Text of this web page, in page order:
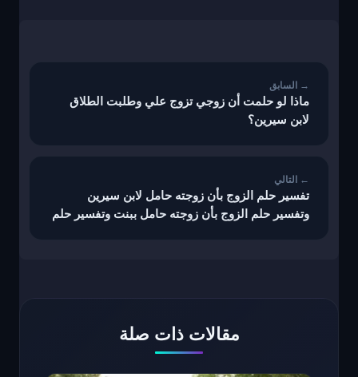
ماذا لو حلمت أن زوجي تزوج علي وطلبت الطلاق
لابن سيرين؟
تفسير حلم الزوج بأن زوجته حامل لابن سيرين
وتفسير حلم الزوج بأن زوجته حامل ببنت وتفسير حلم
مقالات ذات صلة